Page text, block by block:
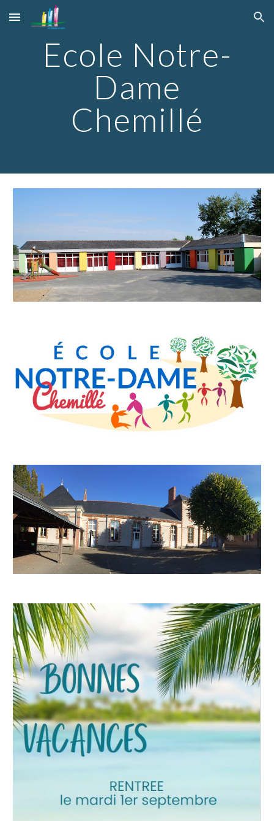
Skip to main content Skip to navigation
Ecole Notre-
Dame
Chemillé